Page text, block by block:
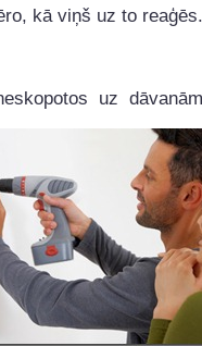
kā viņš uz to reaģēs.
uz